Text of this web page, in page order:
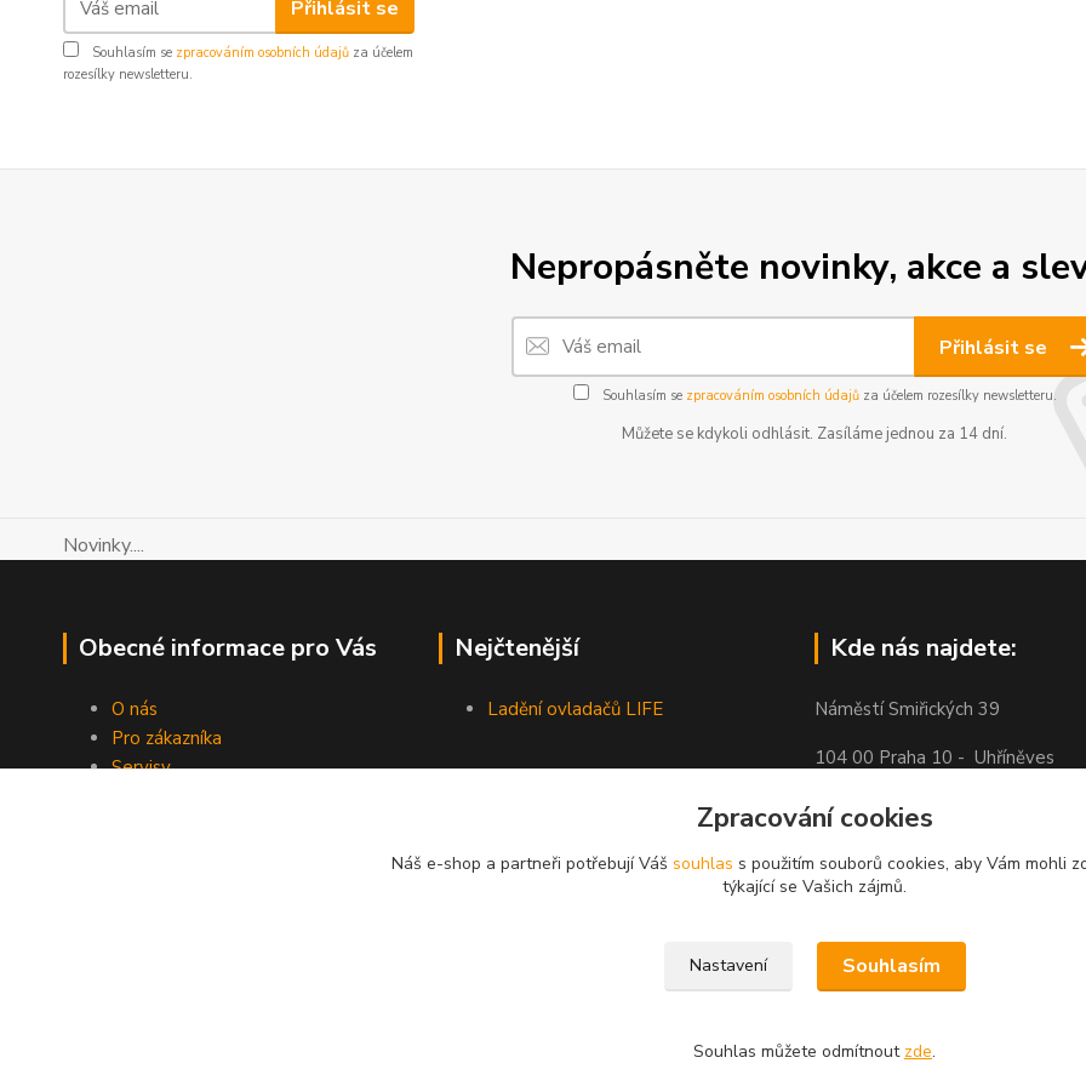
Přihlásit se
Souhlasím se zpracováním osobních údajů za účelem
rozesílky newsletteru.
Nepropásněte novinky, akce a
Přihlásit se
Souhlasím se zpracováním osobních údajůza účelem rozesílky newsletteru.
Můžete se kdykoli odhlásit. Zasíláme jednou za 14 dní.
Novinky....
Obecné informace pro Vás
O nás
Pro zákazníka
Servisy
Nejčtenější
Ladění ovladačů LIFE
Kde nás najdete:
Náměstí Smiřických 39
104 00 Praha 10 - Uhříněves
(©)Pohonylife.cz. Obsah tohoto webu nesmí být bez písemného souhlasu dále publikován.
Zpracování cookies
Náš e-shop a partneři potřebují Váš souhlas s použitím souborů cookies, aby Vám mohli
týkající se Vašich zájmů.
Nastavení Souhlasím
Souhlas můžete odmítnout zde.